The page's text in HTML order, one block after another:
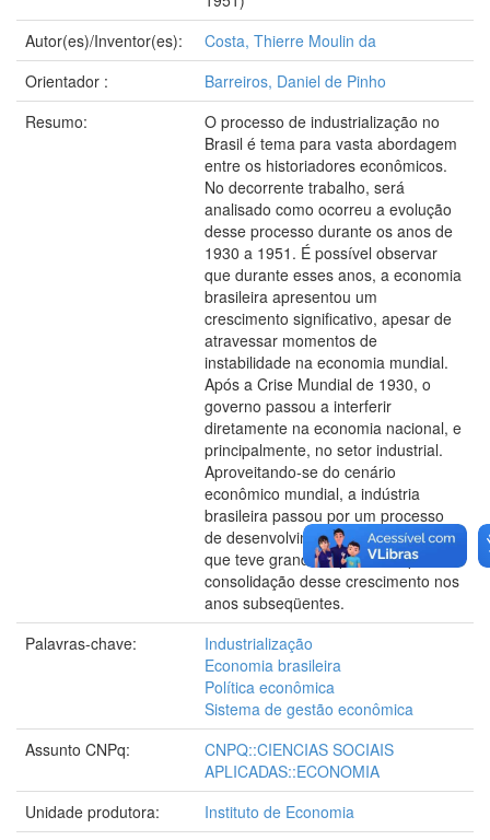
Autor(es)/Inventor(es):
Costa, Thierre Moulin da
Orientador :
Barreiros, Daniel de Pinho
Resumo:
O processo de industrialização no
Brasil é tema para vasta abordagem
entre os historiadores econômicos.
No decorrente trabalho, será
analisado como ocorreu a evolução
desse processo durante os anos de
1930 a 1951. É possível observar
que durante esses anos, a economia
brasileira apresentou um
crescimento significativo, apesar de
atravessar momentos de
instabilidade na economia mundial.
Após a Crise Mundial de 1930, o
governo passou a interferir
diretamente na economia nacional, e
principalmente, no setor industrial.
Aproveitando-se do cenário
econômico mundial, a indústria
brasileira passou por um processo
de desenvolvimento e diversificação
que teve grande importância para
consolidação desse crescimento nos
anos subseqüentes.
Palavras-chave:
Industrialização
Economia brasileira
Política econômica
Sistema de gestão econômica
Assunto CNPq:
CNPQ::CIENCIAS SOCIAIS
APLICADAS::ECONOMIA
Unidade produtora:
Instituto de Economia